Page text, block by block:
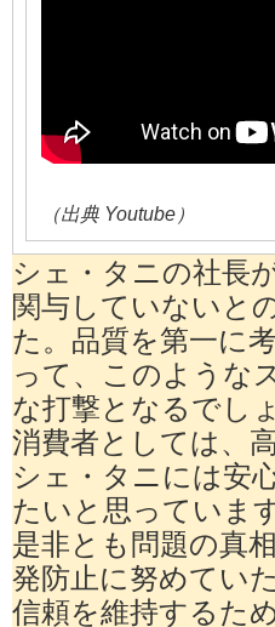
（出典 Youtube）
シェ・タニの社長
関与していないと
た。品質を第一に
って、このような
な打撃となるでし
消費者としては、
シェ・タニには安
たいと思っています
是非とも問題の真
発防止に努めてい
信頼を維持するた